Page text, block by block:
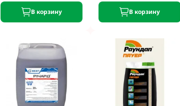
В корзину В корзину